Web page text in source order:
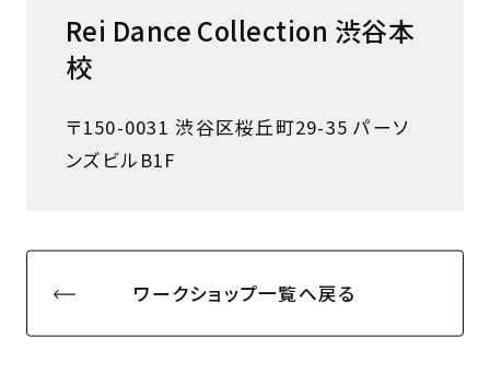
Rei Dance Collection 渋谷本
校
〒150-0031 渋谷区桜丘町29-35 パーソ
ンズビルB1F
ワークショップ一覧へ戻る